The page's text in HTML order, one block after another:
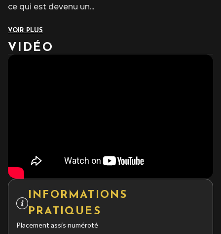
ce qui est devenu un...
VOIR PLUS
VIDÉO
INFORMATIONS
PRATIQUES
Placement assis numéroté